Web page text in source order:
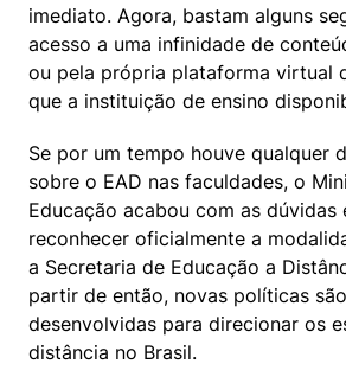
imediato. Agora, bastam alguns
acesso a uma infinidade de
ou pela própria plataforma virtual
que a instituição de ensino
Se por um tempo houve qualquer
sobre o EAD nas faculdades, o
Educação acabou com as dúvidas
reconhecer oficialmente a
a Secretaria de Educação a
partir de então, novas políticas
desenvolvidas para direcionar os
distância no Brasil.